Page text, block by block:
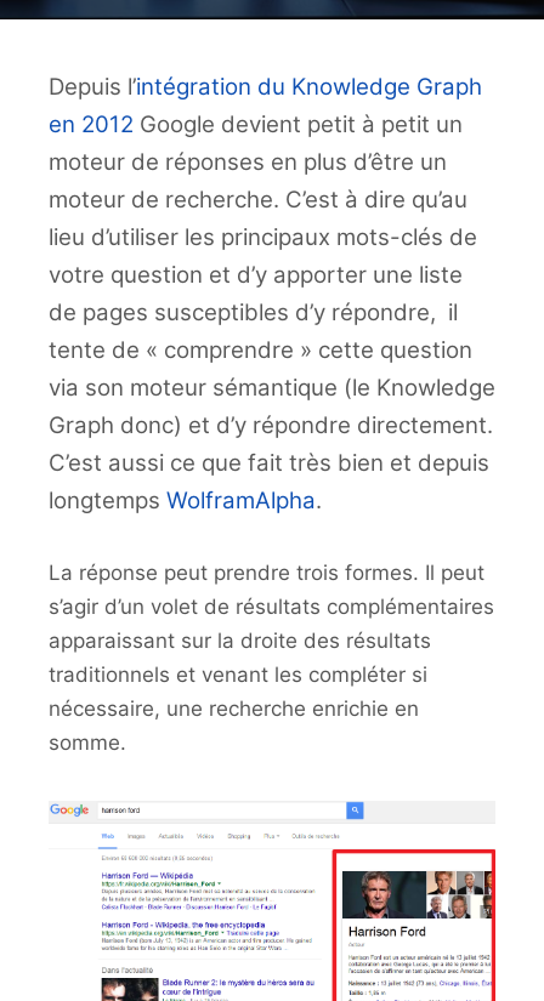
Depuis l’intégration du Knowledge Graph
en 2012 Google devient petit à petit un
moteur de réponses en plus d’être un
moteur de recherche. C’est à dire qu’au
lieu d’utiliser les principaux mots-clés de
votre question et d’y apporter une liste
de pages susceptibles d’y répondre, il
tente de « comprendre » cette question
via son moteur sémantique (le Knowledge
Graph donc) et d’y répondre directement.
C’est aussi ce que fait très bien et depuis
longtemps WolframAlpha.
La réponse peut prendre trois formes. Il peut
s’agir d’un volet de résultats complémentaires
apparaissant sur la droite des résultats
traditionnels et venant les compléter si
nécessaire, une recherche enrichie en
somme.